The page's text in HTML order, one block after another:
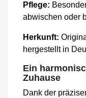
Pflege:
abwischen oder
Herkunft:
hergestellt in
Ein
Zuhause
Dank der